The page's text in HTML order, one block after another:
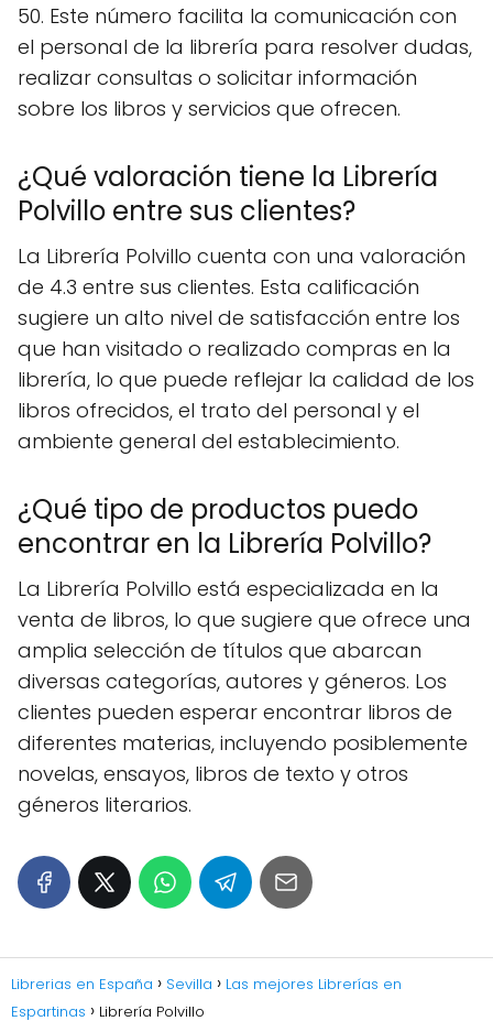
50. Este número facilita la comunicación con
el personal de la librería para resolver dudas,
realizar consultas o solicitar información
sobre los libros y servicios que ofrecen.
¿Qué valoración tiene la Librería
Polvillo entre sus clientes?
La Librería Polvillo cuenta con una valoración
de 4.3 entre sus clientes. Esta calificación
sugiere un alto nivel de satisfacción entre los
que han visitado o realizado compras en la
librería, lo que puede reflejar la calidad de los
libros ofrecidos, el trato del personal y el
ambiente general del establecimiento.
¿Qué tipo de productos puedo
encontrar en la Librería Polvillo?
La Librería Polvillo está especializada en la
venta de libros, lo que sugiere que ofrece una
amplia selección de títulos que abarcan
diversas categorías, autores y géneros. Los
clientes pueden esperar encontrar libros de
diferentes materias, incluyendo posiblemente
novelas, ensayos, libros de texto y otros
géneros literarios.
Librerias en España Sevilla
Las mejores Librerías en
Espartinas
Librería Polvillo